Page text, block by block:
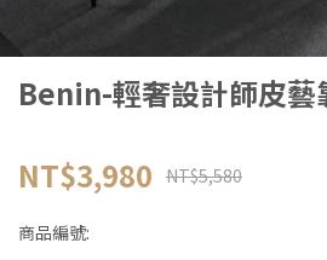
Benin-輕奢設計師皮藝
NT$3,980 NT$5,580
商品編號: